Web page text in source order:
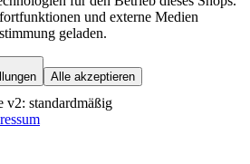
und externe Medien
geladen.
Alle akzeptieren
v2: standardmäßig